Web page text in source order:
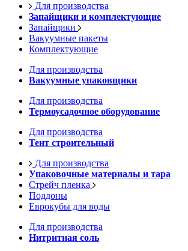
Для производства
Запайщики и комплектующие
Запайщики
Вакуумные пакеты
Комплектующие
Для производства
Вакуумные упаковщики
Для производства
Термоусадочное оборудование
Для производства
Тент строительный
Для производства
Упаковочные материалы и тара
Стрейч пленка
Поддоны
Еврокубы для воды
Для производства
Нитритная соль